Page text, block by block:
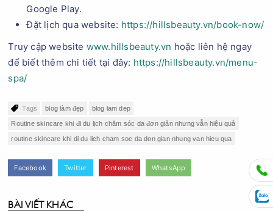
Google Play.
Đặt lịch qua website: https://hillsbeauty.vn/book-now/
Truy cập website www.hillsbeauty.vn hoặc liên hệ ngay
để biết thêm chi tiết tại đây: https://hillsbeauty.vn/menu-
spa/
Tags blog làm đẹp blog lam dep
Routine skincare khi đi du lịch chăm sóc da đơn giản nhưng vẫn hiệu quả
routine skincare khi di du lich cham soc da don gian nhung van hieu qua
Facebook Twitter Pinterest WhatsApp
BÀI VIẾT KHÁC